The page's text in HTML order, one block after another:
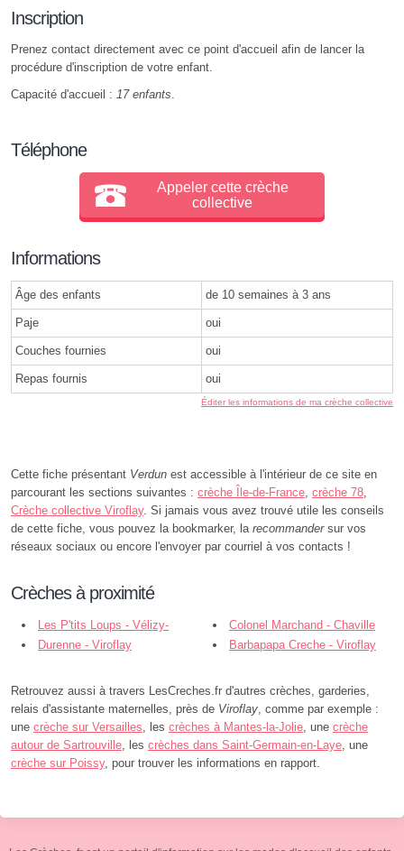
Inscription
Prenez contact directement avec ce point d'accueil afin de lancer la
procédure d'inscription de votre enfant.
Capacité d'accueil : 17 enfants.
Téléphone
Appeler cette crèche
collective
Informations
Âge des enfants de 10 semaines à 3 ans
Paje oui
Couches fournies oui
Repas fournis oui
Éditer les informations de ma crèche collective
Cette fiche présentant Verdun est accessible à l'intérieur de ce site en
parcourant les sections suivantes : crèche Île-de-France, crèche 78,
Crèche collective Viroflay. Si jamais vous avez trouvé utile les conseils
de cette fiche, vous pouvez la bookmarker, la recommandersur vos
réseaux sociaux ou encore l'envoyer par courriel à vos contacts !
Crèches à proximité
Les P'tits Loups - Vélizy-
Villacoublay
Colonel Marchand - Chaville
Durenne - Viroflay
Barbapapa Creche - Viroflay
Retrouvez aussi à travers LesCreches.fr d'autres crèches, garderies,
relais d'assistante maternelles, près de Viroflay, comme par exemple :
une crèche sur Versailles, les crèches à Mantes-la-Jolie, une crèche
autour de Sartrouville, les crèches dans Saint-Germain-en-Laye, une
crèche sur Poissy, pour trouver les informations en rapport.